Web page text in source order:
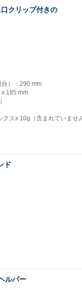
クリップ付きの
）：290 mm
185 mm
スx 10g（含まれていませ
ド
ルパー